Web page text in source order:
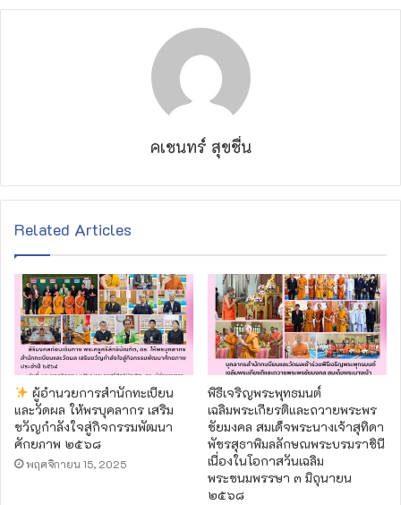
คเชนทร์ สุขชื่น
Related Articles
ผู้อำนวยการสำนักทะเบียน
และวัดผล ให้พรบุคลากร เสริม
ขวัญกำลังใจสู่กิจกรรมพัฒนา
ศักยภาพ ๒๕๖๘
พฤศจิกายน 15, 2025
พิธีเจริญพระพุทธมนต์
เฉลิมพระเกียรติและถวายพระพร
ชัยมงคล สมเด็จพระนางเจ้าสุทิดา
พัชรสุธาพิมลลักษณพระบรมราชินี
เนื่องในโอกาสวันเฉลิม
พระชนมพรรษา ๓ มิถุนายน
๒๕๖๘